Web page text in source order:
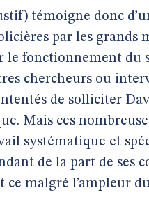
témoigne donc
par les grands
le fonctionnement du
chercheurs ou
de solliciter
Mais ces
systématique et
de la part de ses
ce malgré l’ampleur